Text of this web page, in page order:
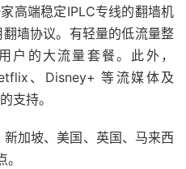
高端稳定IPLC专线的翻墙机
墙协议。有轻量的低流量整
户的大流量套餐。此外，
、Disney+ 等流媒体及
支持。
加坡、美国、英国、马来西